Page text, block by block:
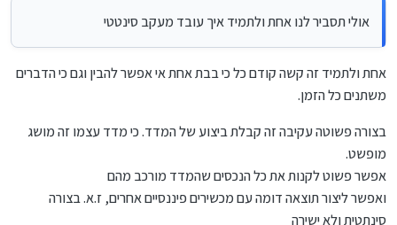
[ה] בהדרכה של מי שיודע מה עושים, אין צורך להשקיע הרבה
זמן. אפשר להסתפק בכ- 10 דקות – בשנה.
לסיכום, יש כאן כיוון מאד רציני להשקעה. אופציות.
אולי תסביר לנו אחת ולתמיד איך עובד מעקב סינטטי
אחת ולתמיד זה קשה קודם כל כי בבת אחת אי אפשר להבין וגם כי הדברים
משתנים כל הזמן.
בצורה פשוטה עקיבה זה קבלת ביצוע של המדד. כי מדד עצמו זה מושג
מופשט.
אפשר פשוט לקנות את כל הנכסים שהמדד מורכב מהם
ואפשר ליצור תוצאה דומה עם מכשירים פיננסיים אחרים, ז.א. בצורה
סינתטית ולא ישירה